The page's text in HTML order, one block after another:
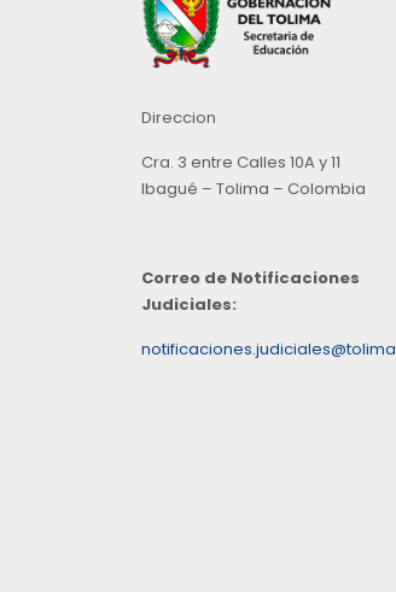
Direccion
Cra. 3 entre Calles 10A y 11
Ibagué – Tolima – Colombia
Correo de Notificaciones
Judiciales: